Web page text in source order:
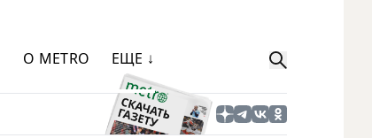
О METRO ЕЩЕ ↓